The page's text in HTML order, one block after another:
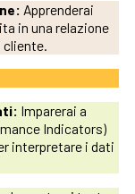
Apprenderai
in una relazione
cliente.
Imparerai a
Indicators)
interpretare i dati